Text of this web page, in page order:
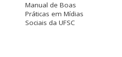
Manual de Boas
Práticas em Mídias
Sociais da UFSC